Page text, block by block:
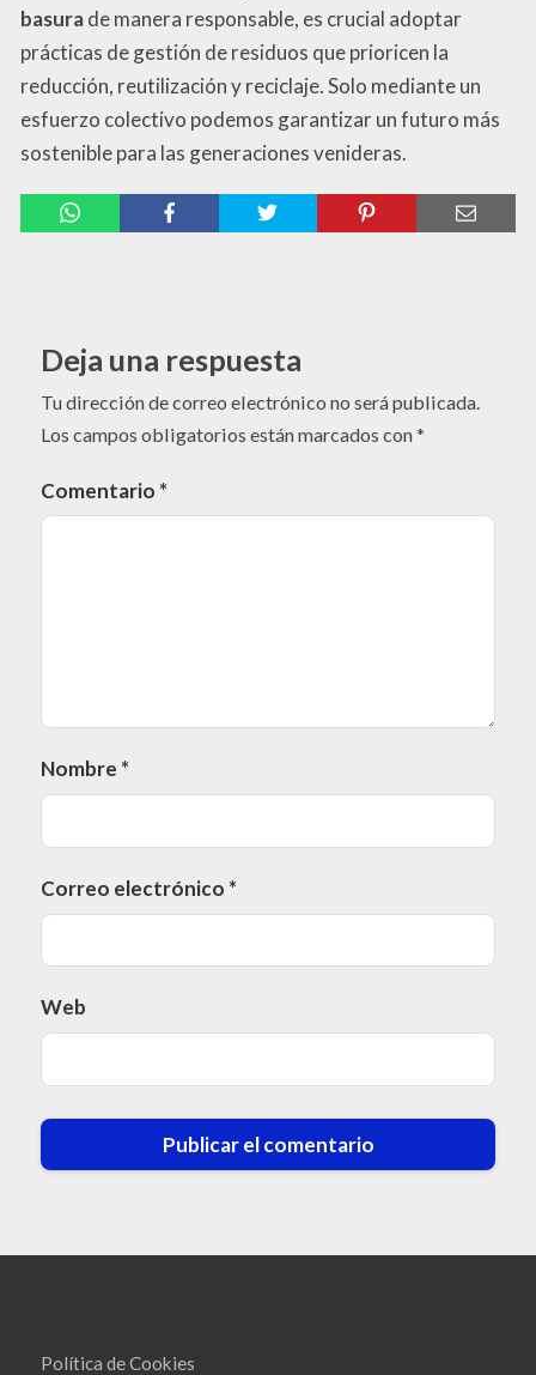
basurade manera responsable, es crucial adoptar
prácticas de gestión de residuos que prioricen la
reducción, reutilización y reciclaje. Solo mediante un
esfuerzo colectivo podemos garantizar un futuro más
sostenible para las generaciones venideras.
Deja una respuesta
Tu dirección de correo electrónico no será publicada.
Los campos obligatorios están marcados con*
Comentario *
Nombre *
Correo electrónico *
Web
Política de Cookies